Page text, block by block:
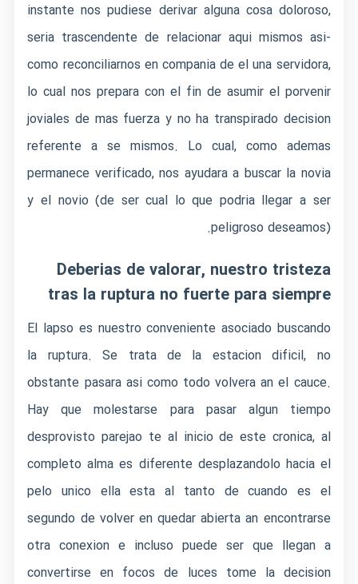
instante nos pudiese derivar alguna cosa doloroso,
seri­a trascendente de relacionar aqui mismos asi­
como reconciliarnos en compania de el una servidora,
lo cual nos prepara con el fin de asumir el porvenir
joviales de mas fuerza y no ha transpirado decision
referente a se mismos. Lo cual, como ademas
permanece verificado, nos ayudara a buscar la novia
y el novio (de ser cual lo que podria llegar a ser
peligroso deseamos).
Deberias de valorar, nuestro tristeza
tras la ruptura no fuerte para siempre
El lapso es nuestro conveniente asociado buscando
la ruptura. Se trata de la estacion dificil, no
obstante pasara asi­ como todo volvera an el cauce.
Hay que molestarse para pasar algun tiempo
desprovisto parejao te al inicio de este cronica, al
completo alma es diferente desplazandolo hacia el
pelo unico ella esta al tanto de cuando es el
segundo de volver en quedar abierta an encontrarse
otra conexion e incluso puede ser que llegan a
convertirse en focos de luces tome la decision